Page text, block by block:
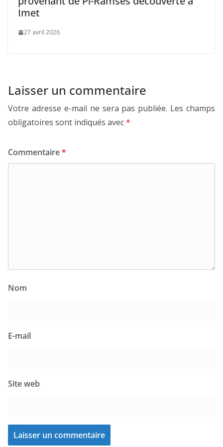
Imet
27 avril 2026
Laisser un commentaire
Votre adresse e-mail ne sera pas publiée. Les champs
obligatoires sont indiqués avec*
Commentaire*
Nom
E-mail
Site web